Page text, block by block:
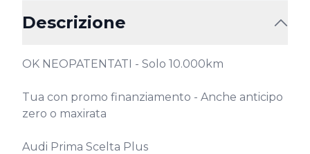
Descrizione
OK NEOPATENTATI - Solo 10.000km
Tua con promo finanziamento - Anche anticipo
zero o maxirata
Audi Prima Scelta Plus